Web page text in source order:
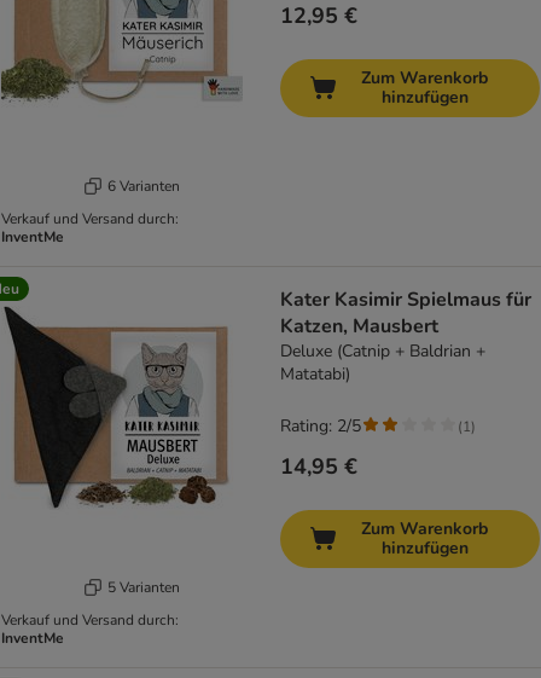
6 Varianten
Verkauf und Versand durch:
InventMe
12,95 €
Zum Warenkorb
hinzufügen
5 Varianten
Verkauf und Versand durch:
InventMe
Kater Kasimir Spielmaus für
Katzen, Mausbert
Deluxe (Catnip + Baldrian +
Matatabi)
14,95 €
Rating: 2/5 (1)
Zum Warenkorb
hinzufügen